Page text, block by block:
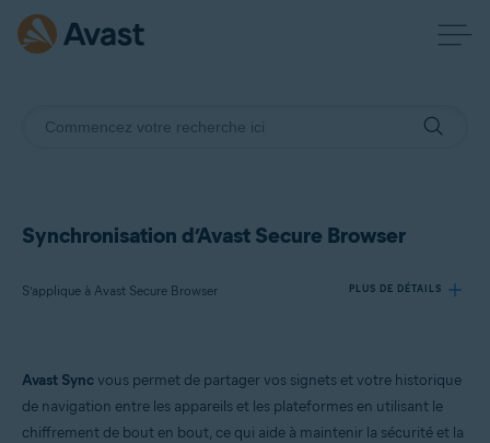
Synchronisation d’Avast Secure Browser
S’applique à Avast Secure Browser PLUS DE DÉTAILS
Produits:
Avast Secure Browser
Avast Syncvous permet de partager vos signets et votre historique
de navigation entre les appareils et les plateformes en utilisant le
chiffrement de bout en bout, ce qui aide à maintenir la sécurité et la